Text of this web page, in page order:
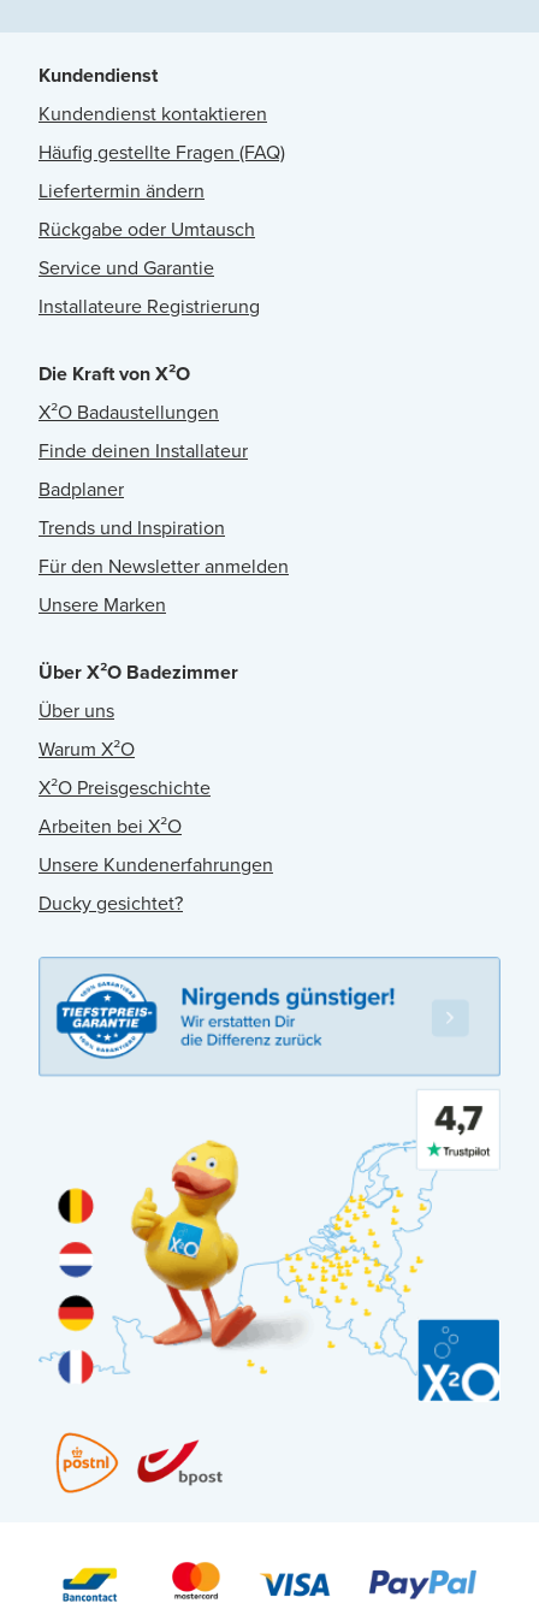
Kundendienst
Kundendienst kontaktieren
Häufig gestellte Fragen (FAQ)
Liefertermin ändern
Rückgabe oder Umtausch
Service und Garantie
Installateure Registrierung
Die Kraft von X²O
X²O Badaustellungen
Finde deinen Installateur
Badplaner
Trends und Inspiration
Für den Newsletter anmelden
Unsere Marken
Über X²O Badezimmer
Über uns
Warum X²O
X²O Preisgeschichte
Arbeiten bei X²O
Unsere Kundenerfahrungen
Ducky gesichtet?